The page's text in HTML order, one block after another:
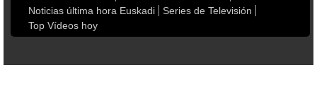
Noticias última hora Euskadi
Series de Televisión
Top Vídeos hoy